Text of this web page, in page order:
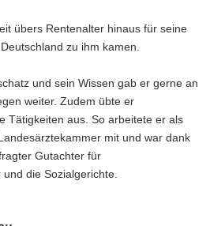
überreicht
den
Bundesrepublik
Deutschland
an
Prof.
Dr.
Metzner.
übers Rentenalter hinaus für seine
zu ihm kamen.
und sein Wissen gab er gerne an
weiter. Zudem übte er
Tätigkeiten aus. So arbeitete er als
mit und war dank
Gutachter für
die Sozialgerichte.